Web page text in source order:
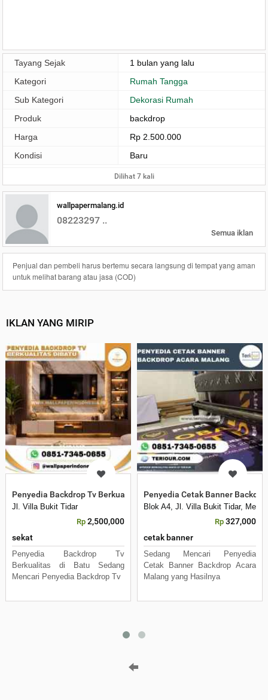
Tayang Sejak
1 bulan yang lalu
Kategori
Rumah Tangga
Sub Kategori
Dekorasi Rumah
Produk
backdrop
Harga
Rp 2.500.000
Kondisi
Baru
Dilihat 7 kali
wallpapermalang.id
08223297 ..
Semua iklan
Penjual dan pembeli harus bertemu secara langsung di tempat yang aman
untuk melihat barang atau jasa (COD)
IKLAN YANG MIRIP
Penyedia Backdrop Tv Berkualitas di Batu
Jl. Villa Bukit Tidar
Rp 2,500,000
sekat
Penyedia Backdrop Tv
Berkualitas di Batu Sedang
Mencari Penyedia Backdrop Tv
Penyedia Cetak Banner
Blok A4, Jl. Villa Bukit Tidar,
Rp 327,000
cetak banner
Sedang Mencari Penyedia
Cetak Banner Backdrop Acara
Malang yang Hasilnya